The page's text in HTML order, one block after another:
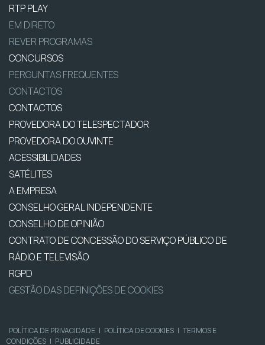
RTP PLAY
EM DIRETO
REVER PROGRAMAS
CONCURSOS
PERGUNTAS FREQUENTES
CONTACTOS
CONTACTOS
PROVEDORA DO TELESPECTADOR
PROVEDORA DO OUVINTE
ACESSIBILIDADES
SATÉLITES
A EMPRESA
CONSELHO GERAL INDEPENDENTE
CONSELHO DE OPINIÃO
CONTRATO DE CONCESSÃO DO SERVIÇO PÚBLICO DE
RÁDIO E TELEVISÃO
RGPD
GESTÃO DAS DEFINIÇÕES DE COOKIES
POLÍTICA DE PRIVACIDADE | POLÍTICA DE COOKIES | TERMOS E
CONDIÇÕES | PUBLICIDADE